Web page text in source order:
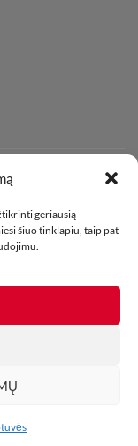
geriausią
šiuo tinklapiu, taip pat
TINKLARAŠTIS